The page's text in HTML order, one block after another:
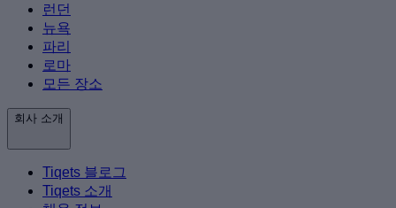
런던
뉴욕
파리
로마
모든 장소
회사 소개
Tiqets 블로그
Tiqets 소개